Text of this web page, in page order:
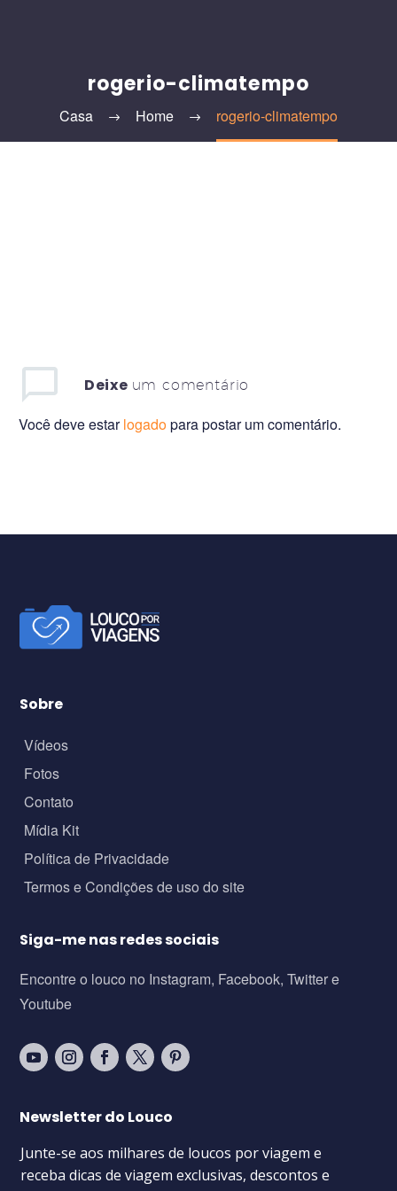
rogerio-climatempo
Casa Home rogerio-climatempo
Deixe um comentário
Você deve estarlogadopara postar um comentário.
Sobre
Vídeos
Fotos
Contato
Mídia Kit
Política de Privacidade
Termos e Condições de uso do site
Siga-me nas redes sociais
Encontre o louco no Instagram, Facebook, Twitter e
Youtube
Newsletter do Louco